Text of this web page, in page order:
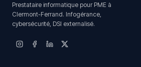
Prestataire informatique pour PME à
Clermont-Ferrand. Infogérance,
cybersécurité, DSI externalisé.